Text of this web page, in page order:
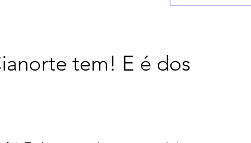
tem! E é dos